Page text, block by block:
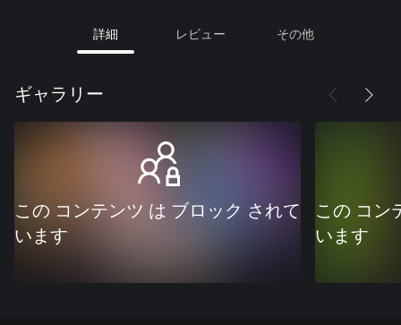
詳細 レビュー その他
ギャラリー
この コンテンツ は ブロック されて
います
この コン
います